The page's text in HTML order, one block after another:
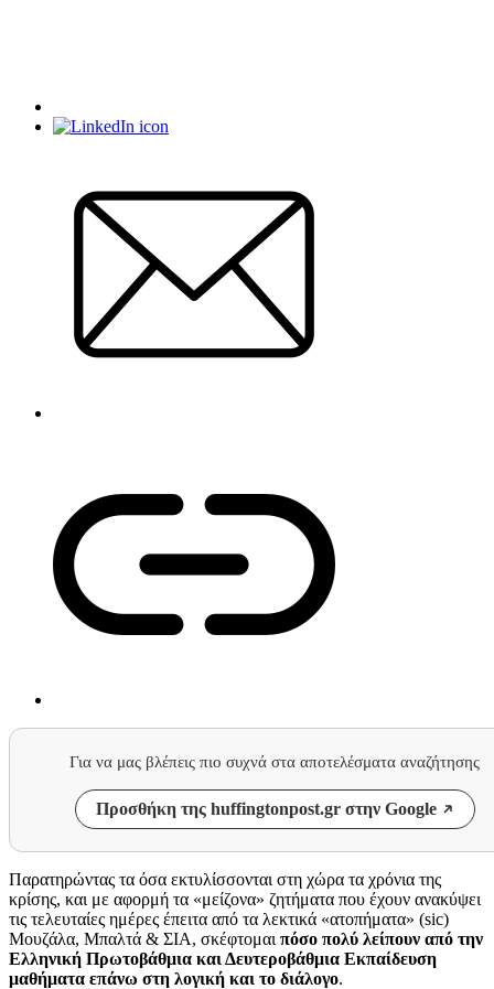
Για να μας βλέπεις πιο συχνά στα αποτελέσματα αναζήτησης
Προσθήκη της huffingtonpost.gr στην Google
Παρατηρώντας τα όσα εκτυλίσσονται στη χώρα τα χρόνια της
κρίσης, και με αφορμή τα «μείζονα» ζητήματα που έχουν ανακύψει
τις τελευταίες ημέρες έπειτα από τα λεκτικά «ατοπήματα» (sic)
Μουζάλα, Μπαλτά & ΣΙΑ, σκέφτομαι πόσο πολύ λείπουν από την
Ελληνική Πρωτοβάθμια και Δευτεροβάθμια Εκπαίδευση
μαθήματα επάνω στη λογική και το διάλογο.